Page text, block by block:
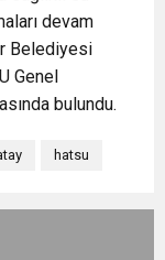
devam
Belediyesi
Genel
bulundu.
hatsu